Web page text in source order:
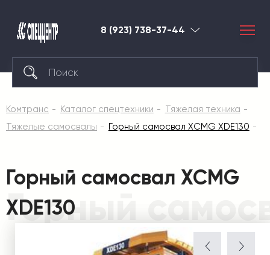
8 (923) 738-37-44 Красноярск
Комтранс Каталог спецтехники
Тяжелая техника
Тяжелые самосвалы
Горный самосвал XCMG XDE130
Горный
Горный самосвал XCMG
XDE130